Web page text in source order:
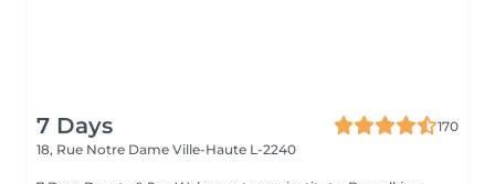
7 Days
170
18, Rue Notre Dame Ville-Haute L-2240